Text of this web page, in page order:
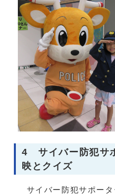
4 サイバー防犯サ
映とクイズ
サイバー防犯サポータ